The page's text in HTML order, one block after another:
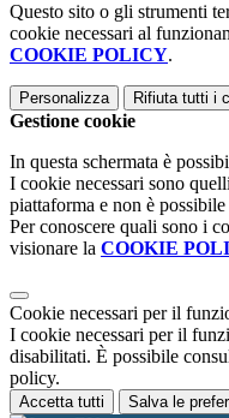
Questo sito o gli strumenti
cookie necessari al
COOKIE POLICY.
Personalizza Rifiuta tutti i
Gestione cookie
In questa schermata è
I cookie necessari sono
piattaforma e non è
Per conoscere quali sono i
visionare la COOKIE
Cookie necessari per il
I cookie necessari per il
disabilitati. È possibile
policy.
Accetta tutti Salva le